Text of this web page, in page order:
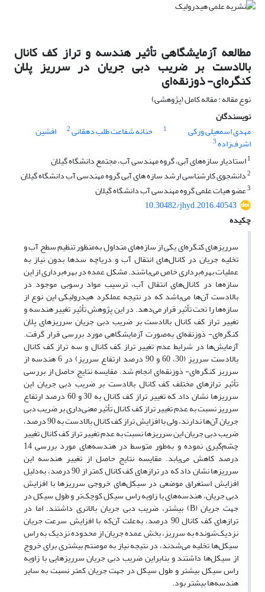
مطالعه آزمایشگاهی تأثیر هندسه و تراز کف کانال
بالادست بر ضریب دبی جریان در سرریز پلان
کنگره‌ای- ذوزنقه‌ای
نوع مقاله : مقاله کامل (پژوهشی)
نویسندگان
مهدی اسمعیلی ورکی
1 حنانه شفاعت طلب دهقانی2 افشین
اشرف‌زاده3
1استادیار سازه‌های آبی، گروه مهندسی آب، مجتمع دانشگاه گیلان
2دانشجوی کارشناسی ارشد سازه های آبی گروه مهندسی آب دانشگاه گیلان
3عضو هیات علمی گروه مهندسی آب دانشگاه گیلان
10.30482/jhyd.2016.40543
چکیده
سرریزهای کنگره‌ای یکی از سازه‌های متداول به‌‎منظور تنظیم سطح آب و
تخلیه جریان در کانال‌های انتقال آب و دریاچه سدها بدون نیاز به
عملیات بهره‌برداری خاص می‌باشند. مشکل عمده در بهره‌برداری از این
سازه‌ها در کانال‌های انتقال آب، ترسیب مواد رسوبی موجود در
بالادست آن‌ها می‌باشد که در نتیجه عملکرد هیدرولیکی این نوع از
سازه‌ها را تحت تأثیر قرار می‌دهد. در این پژوهش تأثیر تغییر هندسه و
تغییر تراز کف کانال بالادست بر ضریب دبی جریان سرریزهای پلان
کنگره‌ای- ذوزنقه‌ای به‌صورت آزمایشگاهی مورد بررسی قرار گرفت.
آزمایش‌ها در شرایط عدم تغییر تراز کف کانال و سه تراز کف کانال
بالادست سرریز (30، 60 و 90 درصد ارتفاع سرریز) در 6 هندسه از
سرریز‌ کنگره‌ای- ذوزنقه‌ای انجام شد. مقایسه نتایج حاصل از بررسی
تأثیر ترازهای مختلف کف کانال بالادست بر ضریب دبی جریان این
سرریزها نشان داد که تغییر تراز کف کانال به 30 و 60 درصد ارتفاع
سرریز نسبت به عدم تغییر تراز کف کانال تأثیر معنی‌داری بر ضریب دبی
جریان آن‌ها ندارند، ولی با افزایش تراز کف کانال بالادست به 90 درصد،
ضریب دبی جریان این سرریزها نسبت به عدم تغییر تراز کف کانال تغییر
چشم‌گیری نموده و به‌طور متوسط در هندسه‌های مورد بررسی 14
درصد کاهش می‌یابد. مقایسه نتایج حاصل از تغییر هندسه‌ این
سرریزها نشان داد که در ترازهای کف کانال کمتر از 90 درصد، به‌دلیل
افزایش استغراق موضعی در سیکل‌های خروجی سرریزها با افزایش
دبی جریان، هندسه‌های با زاویه راس سیکل کوچک‌تر و طول سیکل در
جهت جریان (B) بیشتر، ضریب دبی جریان بالاتری داشتند. اما در
ترازهای کف کانال 90 درصد، به‌علت آن‌که با افزایش سرعت جریان
نزدیک‌شونده به سرریز، بخش عمده جریان از محدوده نزدیک به راس‌
سیکل‌ها تخلیه می‌شدند، در نتیجه نیاز به مومنتم بیشتری برای خروج
از سیکل‌ها داشتند و بنابراین ضریب دبی جریان سرریزهایی با زاویه
راس سیکل‌ بیشتر و طول سیکل در جهت جریان کمتر نسبت به سایر
هندسه‌ها بیشتر بود.